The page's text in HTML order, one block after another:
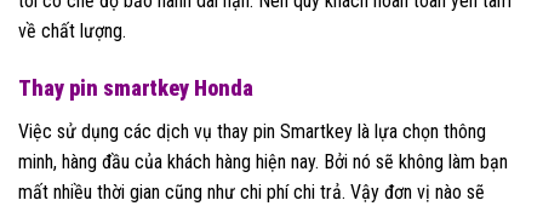
về chất lượng.
Thay pin smartkey Honda
Việc sử dụng các dịch vụ thay pin Smartkey là lựa chọn thông
minh, hàng đầu của khách hàng hiện nay. Bởi nó sẽ không làm bạn
mất nhiều thời gian cũng như chi phí chi trả. Vậy đơn vị nào sẽ